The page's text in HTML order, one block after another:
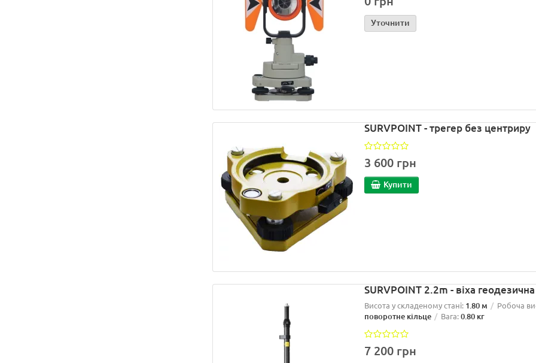
Уточнити
SURVPOINT - трегер без центриру
3 600 грн
Купити
SURVPOINT 2.2m - віха
Висота у складеному стані: 1.80 м Робоча
поворотне кільце Вага:0.80 кг
7 200 грн